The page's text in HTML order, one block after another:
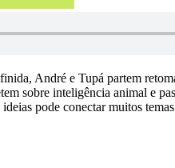
André e Tupá partem
sobre inteligência animal e
pode conectar muitos